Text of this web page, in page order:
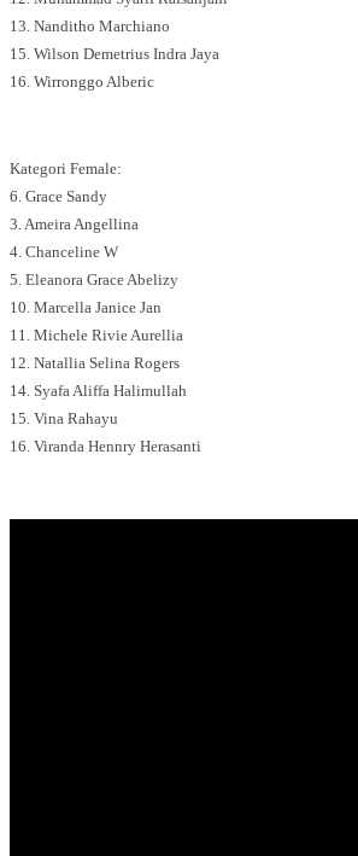
13. Nanditho Marchiano
15. Wilson Demetrius Indra Jaya
16. Wirronggo Alberic
Kategori Female:
6. Grace Sandy
3. Ameira Angellina
4. Chanceline W
5. Eleanora Grace Abelizy
10. Marcella Janice Jan
11. Michele Rivie Aurellia
12. Natallia Selina Rogers
14. Syafa Aliffa Halimullah
15. Vina Rahayu
16. Viranda Hennry Herasanti